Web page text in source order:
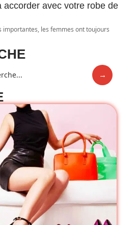
accorder avec votre robe de
importantes, les femmes ont toujours